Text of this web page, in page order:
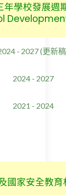
年學校發展週
- 2027 (更新
2024 - 2027
2021 - 2024
國家安全教育